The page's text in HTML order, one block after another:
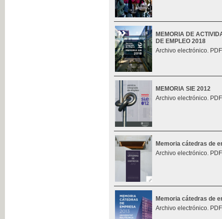
MEMORIA DE
DE EMPLEO 2018
Archivo electrónico.
MEMORIA SIE 2012
Archivo electrónico.
Memoria cátedras de
Archivo electrónico.
Memoria cátedras de
Archivo electrónico.